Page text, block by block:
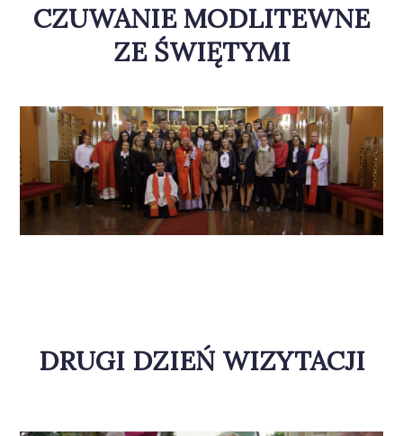
CZUWANIE MODLITEWNE
ZE ŚWIĘTYMI
DRUGI DZIEŃ WIZYTACJI